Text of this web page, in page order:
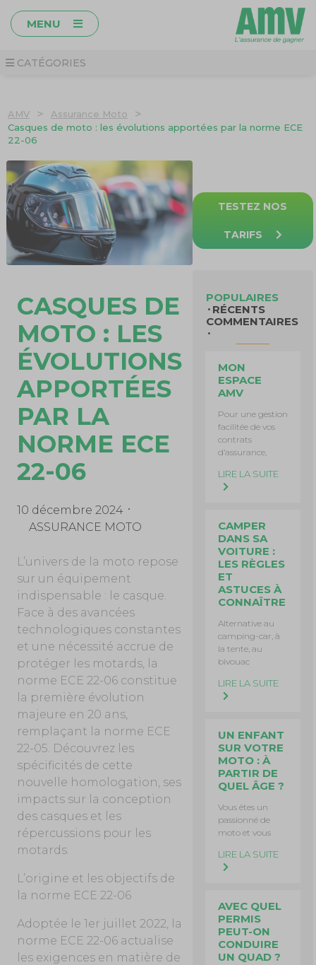
MENU
CATÉGORIES
AMV > Assurance Moto >
Casques de moto : les évolutions apportées par la norme ECE
22-06
CASQUES DE
MOTO : LES
ÉVOLUTIONS
APPORTÉES
PAR LA
NORME ECE
22-06
10 décembre 2024
ASSURANCE MOTO
L’univers de la moto repose
sur un équipement
indispensable : le casque.
Face à des avancées
technologiques constantes
et une nécessité accrue de
protéger les motards, la
norme ECE 22-06 constitue
la première évolution
majeure en 20 ans,
remplaçant la norme ECE
22-05. Découvrez les
spécificités de cette
nouvelle homologation, ses
impacts sur la conception
des casques et les
répercussions pour les
motards.
L’origine et les objectifs de
la norme ECE 22-06
Adoptée le 1er juillet 2022, la
norme ECE 22-06 actualise
les exigences en matière de
TESTEZ NOS
TARIFS
POPULAIRES
RÉCENTS
COMMENTAIRES
MON
ESPACE
AMV
Pour une gestion
facilitée de vos
contrats
d’assurance,
LIRE LA SUITE
CAMPER
DANS SA
VOITURE :
LES RÈGLES
ET
ASTUCES À
CONNAÎTRE
Alternative au
camping-car, à
la tente, au
bivouac
LIRE LA SUITE
UN ENFANT
SUR VOTRE
MOTO : À
PARTIR DE
QUEL ÂGE ?
Vous êtes un
passionné de
moto et vous
LIRE LA SUITE
AVEC QUEL
PERMIS
PEUT-ON
CONDUIRE
UN QUAD ?